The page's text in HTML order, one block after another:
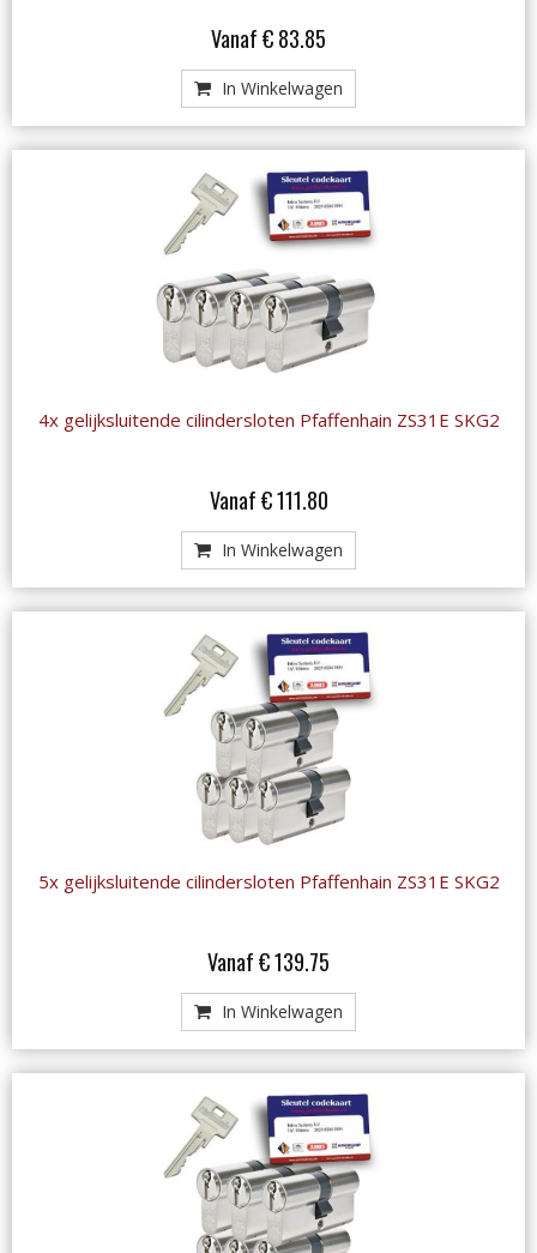
Vanaf € 83.85
In Winkelwagen
4x gelijksluitende cilindersloten Pfaffenhain ZS31E SKG2
Vanaf € 111.80
In Winkelwagen
5x gelijksluitende cilindersloten Pfaffenhain ZS31E SKG2
Vanaf € 139.75
In Winkelwagen